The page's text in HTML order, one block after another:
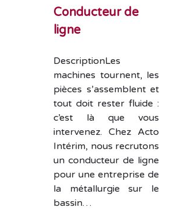
Conducteur de
ligne
DescriptionLes
machines tournent, les
pièces s’assemblent et
tout doit rester fluide :
c’est là que vous
intervenez. Chez Acto
Intérim, nous recrutons
un conducteur de ligne
pour une entreprise de
la métallurgie sur le
bassin…